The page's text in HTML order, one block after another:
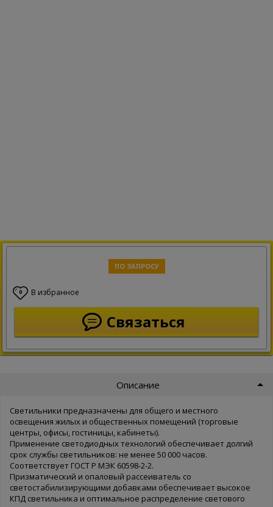
ПО ЗАПРОСУ
0 В избранное
Связаться
Описание
Светильники предназначены для общего и местного
освещения жилых и общественных помещений (торговые
центры, офисы, гостиницы, кабинеты).
Применение светодиодных технологий обеспечивает долгий
срок службы светильников: не менее 50 000 часов.
Соответствует ГОСТ Р МЭК 60598-2-2.
Призматический и опаловый рассеиватель со
светостабилизирующими добавками обеспечивает высокое
КПД светильника и оптимальное распределение светового